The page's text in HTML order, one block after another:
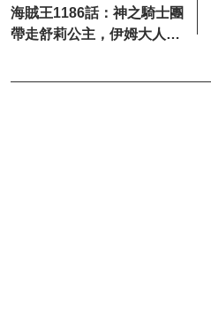
海賊王1186話：神之騎士團
帶走舒莉公主，伊姆大人再